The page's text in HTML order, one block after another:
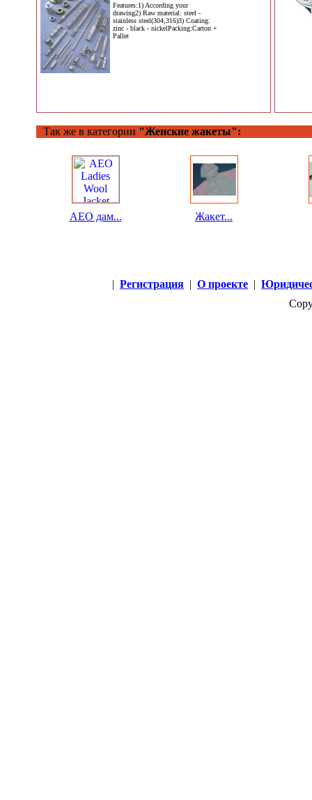
Features:1) According your
drawing2) Raw material: steel -
stainless steel(304,316)3) Coating:
zinc - black - nickelPacking:Carton +
Pallet
Так же в категории "Женские жакеты":
AEO дам... Жакет...
| Регистрация | О проекте |